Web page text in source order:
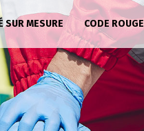
SUR MESURE CODE ROUGE